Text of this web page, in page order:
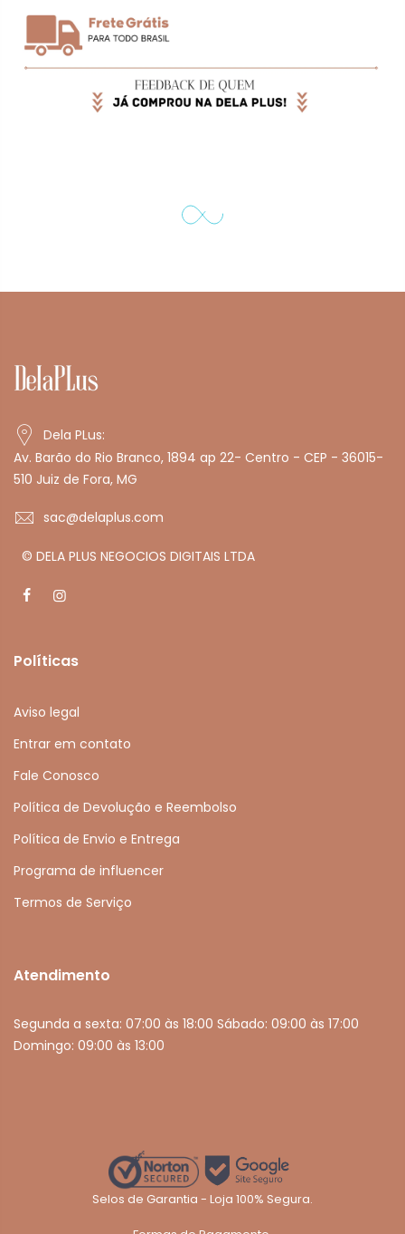
Dela PLus:
Av. Barão do Rio Branco, 1894 ap 22- Centro - CEP - 36015-
510 Juiz de Fora, MG
sac@delaplus.com
© DELA PLUS NEGOCIOS DIGITAIS LTDA
Políticas
Aviso legal
Entrar em contato
Fale Conosco
Política de Devolução e Reembolso
Política de Envio e Entrega
Programa de influencer
Termos de Serviço
Atendimento
Segunda a sexta: 07:00 às 18:00 Sábado: 09:00 às 17:00
Domingo: 09:00 às 13:00
Selos de Garantia - Loja 100% Segura.